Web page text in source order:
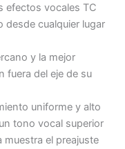
efectos vocales TC
desde cualquier lugar
y la mejor
fuera del eje de su
uniforme y alto
tono vocal superior
muestra el preajuste